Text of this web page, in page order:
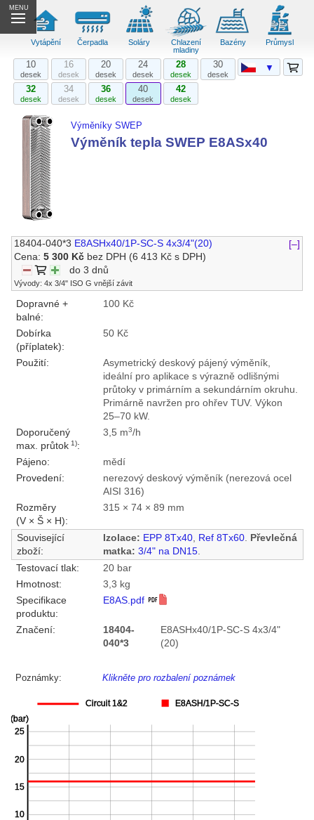
MENU
Vytápění Čerpadla Soláry
Chlazení
mladiny
Bazény Průmysl
10
desek
16
desek
20
desek
24
desek
28
desek
30
desek
32
desek
34
desek
36
desek
40
desek
42
desek
Výměníky SWEP
Výměník tepla SWEP E8ASx40
18404-040*3 E8ASHx40/1P-SC-S 4x3/4"(20)
[–]
Cena:5 300 Kč bez DPH (6 413 Kč s DPH)
do 3 dnů
Vývody: 4x 3/4" ISO G vnější závit
Dopravné +
balné:
100 Kč
Dobírka
(příplatek):
50 Kč
Použití:
Asymetrický deskový pájený výměník,
ideální pro aplikace s výrazně odlišnými
průtoky v primárním a sekundárním okruhu.
Primárně navržen pro ohřev TUV. Výkon
25–70 kW.
Doporučený
max. průtok1):
3,5 m3/h
Pájeno:
mědí
Provedení:
nerezový deskový výměník (nerezová ocel
AISI 316)
Rozměry
(V × Š × H):
315 × 74 × 89 mm
Související
zboží:
Izolace: EPP 8Tx40, Ref 8Tx60. Převlečná
matka: 3/4" na DN15.
Testovací tlak:
20 bar
Hmotnost:
3,3 kg
Specifikace
produktu:
E8AS.pdf
Značení:
18404-
040*3
E8ASHx40/1P-SC-S 4x3/4"
(20)
Poznámky: Klikněte pro rozbalení poznámek
▼